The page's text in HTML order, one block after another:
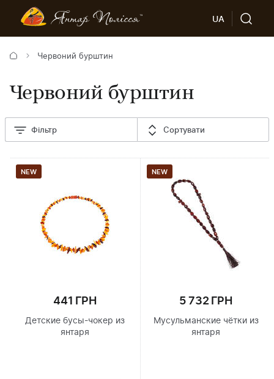
UA
Червоний бурштин
Червоний бурштин
Фільтр Сортувати
NEW
441 ГРН
Детские бусы-чокер из
янтаря
NEW
5 732 ГРН
Мусульманские чётки из
янтаря